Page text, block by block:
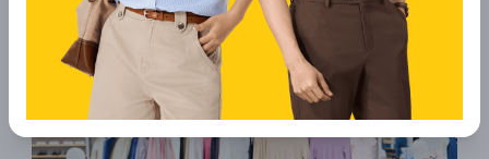
📍 Địa chỉ:688 Tôn Đức Thắng, Phường Hoà Khánh,
TP. Đà Nẵng.